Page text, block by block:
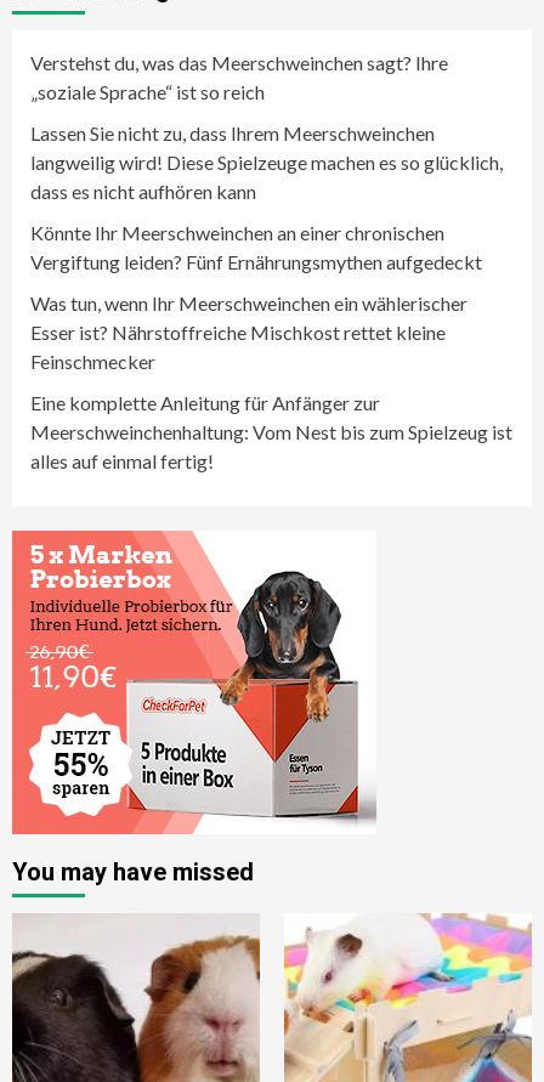
Verstehst du, was das Meerschweinchen sagt? Ihre
„soziale Sprache“ ist so reich
Lassen Sie nicht zu, dass Ihrem Meerschweinchen
langweilig wird! Diese Spielzeuge machen es so glücklich,
dass es nicht aufhören kann
Könnte Ihr Meerschweinchen an einer chronischen
Vergiftung leiden? Fünf Ernährungsmythen aufgedeckt
Was tun, wenn Ihr Meerschweinchen ein wählerischer
Esser ist? Nährstoffreiche Mischkost rettet kleine
Feinschmecker
Eine komplette Anleitung für Anfänger zur
Meerschweinchenhaltung: Vom Nest bis zum Spielzeug ist
alles auf einmal fertig!
You may have missed